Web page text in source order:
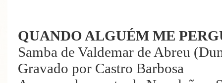
QUANDO ALGUÉM ME
Samba de Valdemar de Abreu
Gravado por Castro Barbosa